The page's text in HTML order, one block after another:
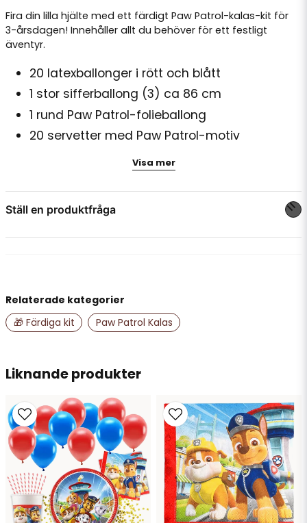
Fira din lilla hjälte med ett färdigt Paw Patrol-kalas-kit för
3-årsdagen! Innehåller allt du behöver för ett festligt
äventyr.
20 latexballonger i rött och blått
1 stor sifferballong (3) ca 86 cm
1 rund Paw Patrol-folieballong
20 servetter med Paw Patrol-motiv
Tårta medföljer ej.
Visa mer
Ställ en produktfråga
name
Namn
email
Mejladress
Ja, ni får publicera min fråga
Liknande produkter
Relaterade kategorier
🎁 Färdiga kit
Paw Patrol Kalas